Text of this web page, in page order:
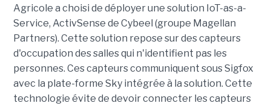
Agricole a choisi de déployer une solution IoT-as-a-
Service, ActivSense de Cybeel (groupe Magellan
Partners). Cette solution repose sur des capteurs
d'occupation des salles qui n'identifient pas les
personnes. Ces capteurs communiquent sous Sigfox
avec la plate-forme Sky intégrée à la solution. Cette
technologie évite de devoir connecter les capteurs